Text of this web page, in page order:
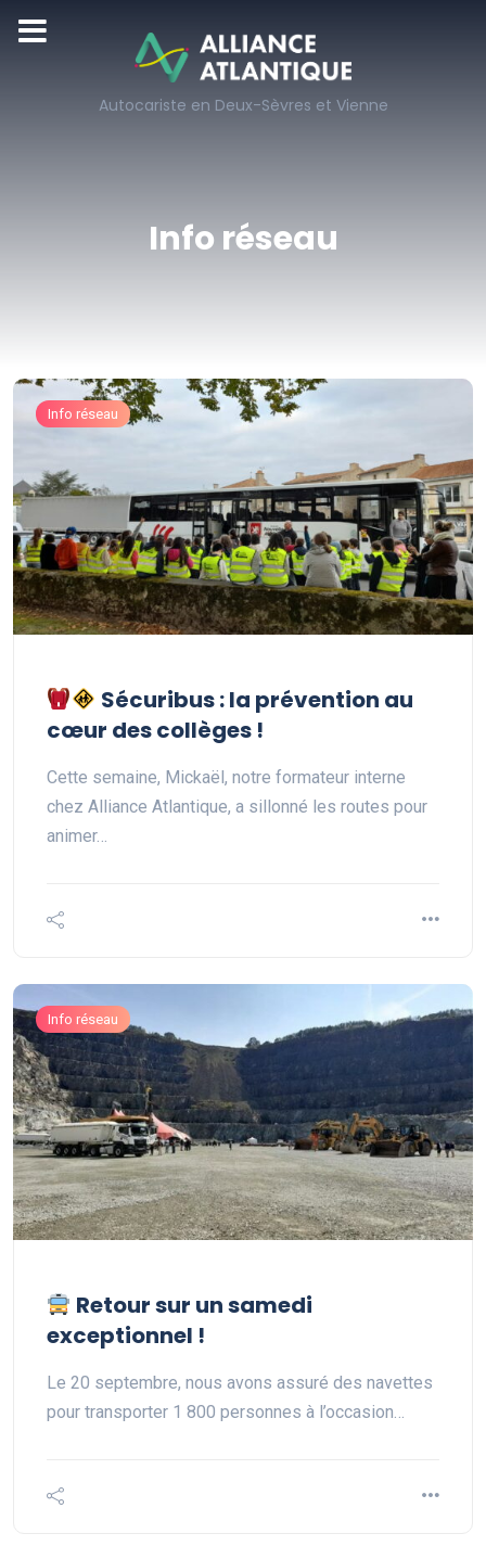
Autocariste en Deux-Sèvres et Vienne
Info réseau
Info réseau
Sécuribus : la prévention au
cœur des collèges !
Cette semaine, Mickaël, notre formateur interne
chez Alliance Atlantique, a sillonné les routes pour
animer…
Info réseau
Retour sur un samedi
exceptionnel !
Le 20 septembre, nous avons assuré des navettes
pour transporter 1 800 personnes à l’occasion…